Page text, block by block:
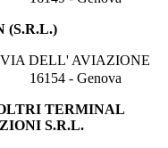
(S.R.L.)
VIA DELL' AVIAZIONE
16154 - Genova
TERMINAL
S.R.L.